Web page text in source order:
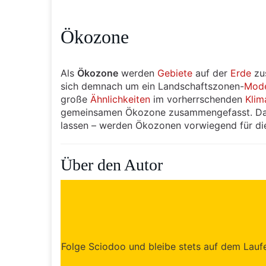
Ökozone
Als Ökozone werden Gebiete auf der Erde
sich demnach um ein Landschaftszonen-
große Ähnlichkeiten im vorherrschenden
gemeinsamen Ökozone zusammengefasst.
lassen – werden Ökozonen vorwiegend für
Über den Autor
Folge Sciodoo und bleibe stets auf dem